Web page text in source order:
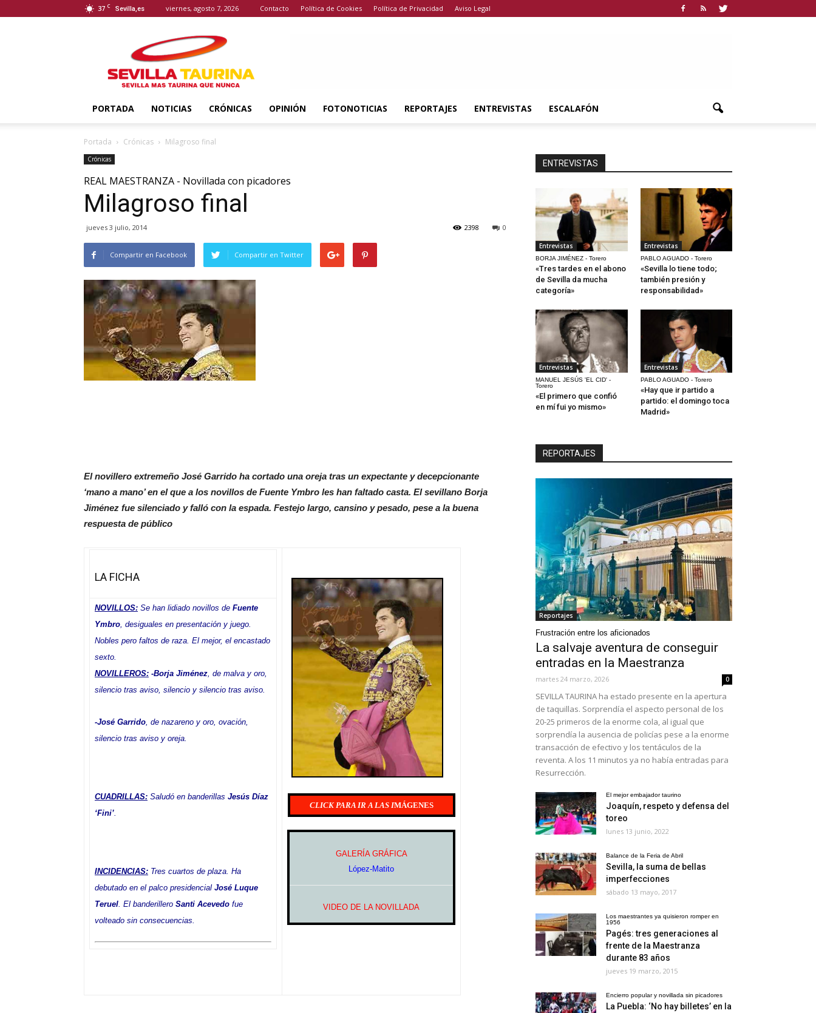
37 C Sevilla,es viernes, agosto 7, 2026 Contacto Política de Cookies Política de Privacidad Aviso Legal
Taurina
PORTADA NOTICIAS CRÓNICAS OPINIÓN FOTONOTICIAS REPORTAJES ENTREVISTAS ESCALAFÓN
Portada Crónicas Milagroso final
Crónicas
REAL MAESTRANZA - Novillada con picadores
Milagroso final
jueves 3 julio, 2014 0
2398
Compartir en Facebook Compartir en Twitter
El novillero extremeño José Garrido ha cortado una oreja tras un expectante y decepcionante
‘mano a mano’ en el que a los novillos de Fuente Ymbro les han faltado casta. El sevillano Borja
Jiménez fue silenciado y falló con la espada. Festejo largo, cansino y pesado, pese a la buena
respuesta de público
LA FICHA
NOVILLOS: Se han lidiado novillos de Fuente
Ymbro, desiguales en presentación y juego.
Nobles pero faltos de raza. El mejor, el encastado
sexto.
NOVILLEROS: -Borja Jiménez, de malva y oro,
silencio tras aviso, silencio y silencio tras aviso.
-José Garrido, de nazareno y oro, ovación,
silencio tras aviso y oreja.
CUADRILLAS: Saludó en banderillas Jesús Díaz
‘Fini’.
INCIDENCIAS: Tres cuartos de plaza. Ha
debutado en el palco presidencial José Luque
Teruel. El banderillero Santi Acevedo fue
volteado sin consecuencias.
CLICK PARA IR A LAS IMÁGENES
GALERÍA GRÁFICA
López-Matito
VIDEO DE LA NOVILLADA
ENTREVISTAS
Entrevistas
BORJA JIMÉNEZ - Torero
«Tres tardes en el abono
de Sevilla da mucha
categoría»
Entrevistas
PABLO AGUADO - Torero
«Sevilla lo tiene todo;
también presión y
responsabilidad»
Entrevistas
MANUEL JESÚS 'EL CID' -
Torero
«El primero que confió
en mí fui yo mismo»
Entrevistas
PABLO AGUADO - Torero
«Hay que ir partido a
partido: el domingo toca
Madrid»
REPORTAJES
Reportajes
Frustración entre los aficionados
La salvaje aventura de conseguir
entradas en la Maestranza
martes 24 marzo, 2026 0
SEVILLA TAURINA ha estado presente en la apertura
de taquillas. Sorprendía el aspecto personal de los
20-25 primeros de la enorme cola, al igual que
sorprendía la ausencia de policías pese a la enorme
transacción de efectivo y los tentáculos de la
reventa. A los 11 minutos ya no había entradas para
Resurrección.
El mejor embajador taurino
Joaquín, respeto y defensa del
toreo
lunes 13 junio, 2022
Balance de la Feria de Abril
Sevilla, la suma de bellas
imperfecciones
sábado 13 mayo, 2017
Los maestrantes ya quisieron romper en
1956
Pagés: tres generaciones al
frente de la Maestranza
durante 83 años
jueves 19 marzo, 2015
Encierro popular y novillada sin picadores
La Puebla: ‘No hay billetes’ en la